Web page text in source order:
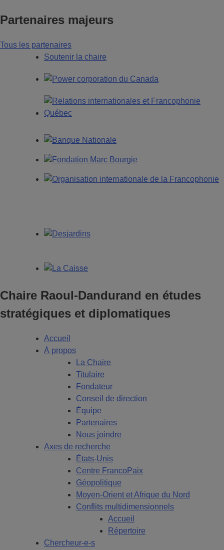
Partenaires majeurs
Tous les partenaires
Soutenir la chaire
Chaire Raoul-Dandurand en études
stratégiques et diplomatiques
Accueil
À propos
La Chaire
Titulaire
Fondateur
Conseil de direction
Équipe
Partenaires
Nous joindre
Axes de recherche
États-Unis
Centre FrancoPaix
Géopolitique
Moyen-Orient et Afrique du Nord
Conflits multidimensionnels
Accueil
Répertoire
Chercheur-e-s